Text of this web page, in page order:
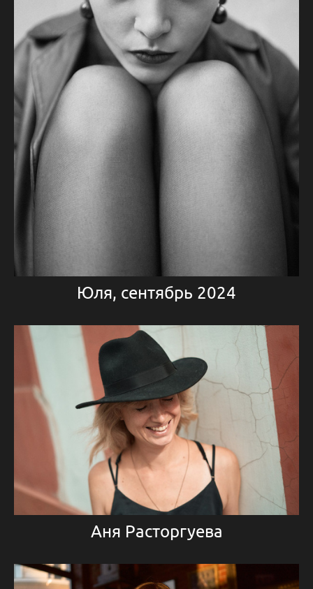
Юля, сентябрь 2024
Аня Расторгуева